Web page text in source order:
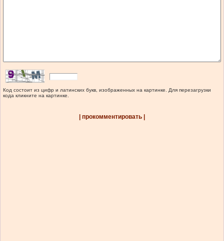
Код состоит из цифр и латинских букв, изображенных на картинке. Для перезагрузки
кода кликните на картинке.
| прокомментировать |